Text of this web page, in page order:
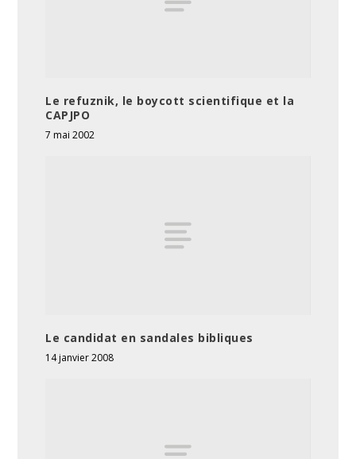
Le refuznik, le boycott scientifique et la
CAPJPO
7 mai 2002
Le candidat en sandales bibliques
14 janvier 2008